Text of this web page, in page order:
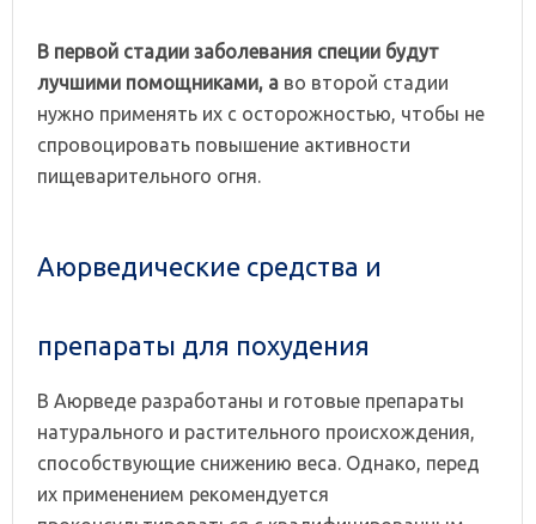
В первой стадии заболевания специи будут
лучшими помощниками, а во второй стадии
нужно применять их с осторожностью, чтобы не
спровоцировать повышение активности
пищеварительного огня.
Аюрведические средства и
препараты для похудения
В Аюрведе разработаны и готовые препараты
натурального и растительного происхождения,
способствующие снижению веса. Однако, перед
их применением рекомендуется